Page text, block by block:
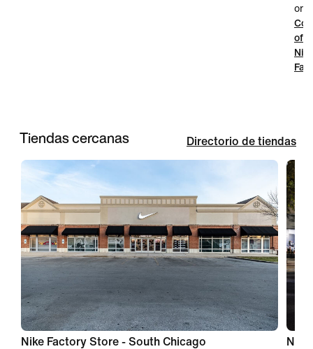
Tiendas cercanas Directorio de tiendas
Nike Factory Store - South Chicago